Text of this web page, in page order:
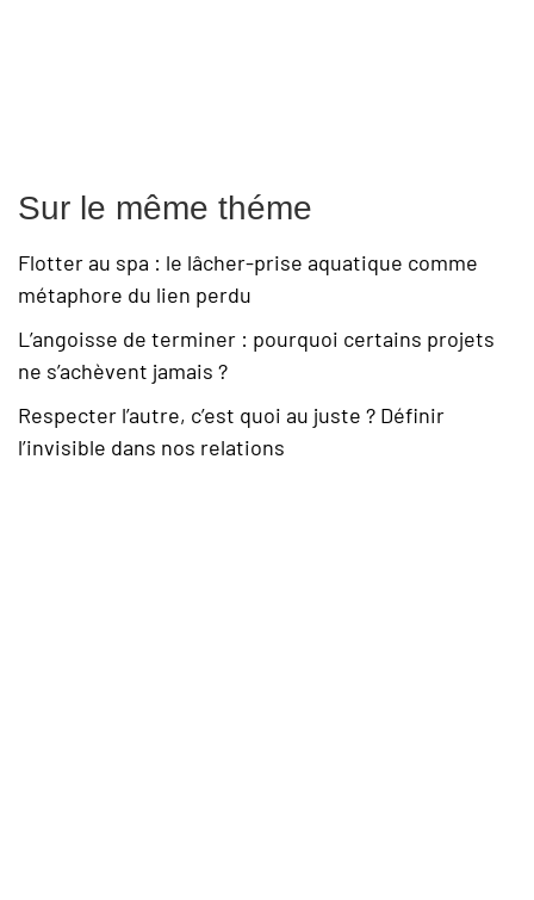
Sur le même théme
Flotter au spa : le lâcher-prise aquatique comme
métaphore du lien perdu
L’angoisse de terminer : pourquoi certains projets
ne s’achèvent jamais ?
Respecter l’autre, c’est quoi au juste ? Définir
l’invisible dans nos relations